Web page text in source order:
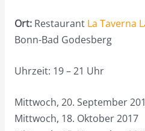
Ort:Restaurant La Taverna
Bonn-Bad Godesberg
Uhrzeit: 19 – 21 Uhr
Mittwoch, 20. September
Mittwoch, 18. Oktober 2017